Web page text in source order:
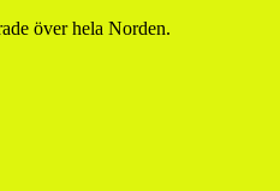
över hela Norden.